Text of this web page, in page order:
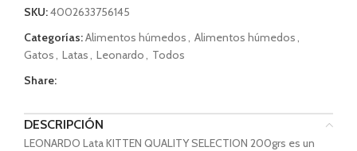
SKU:4002633756145
Categorías:Alimentos húmedos, Alimentos húmedos,
Gatos, Latas, Leonardo, Todos
Share:
DESCRIPCIÓN
LEONARDO Lata KITTEN QUALITY SELECTION 200grs es un